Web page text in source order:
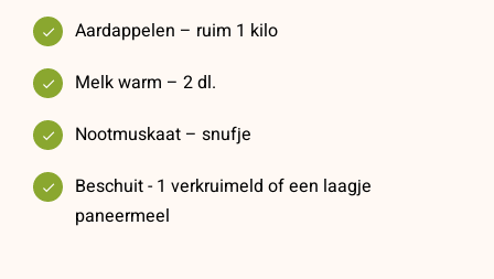
Aardappelen – ruim 1 kilo
Melk warm – 2 dl.
Nootmuskaat – snufje
Beschuit - 1 verkruimeld of een laagje
paneermeel